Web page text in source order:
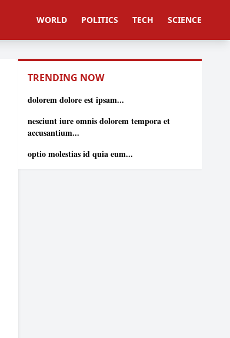
WORLD POLITICS TECH SCIENCE
TRENDING NOW
dolorem dolore est ipsam...
nesciunt iure omnis dolorem tempora et
accusantium...
optio molestias id quia eum...